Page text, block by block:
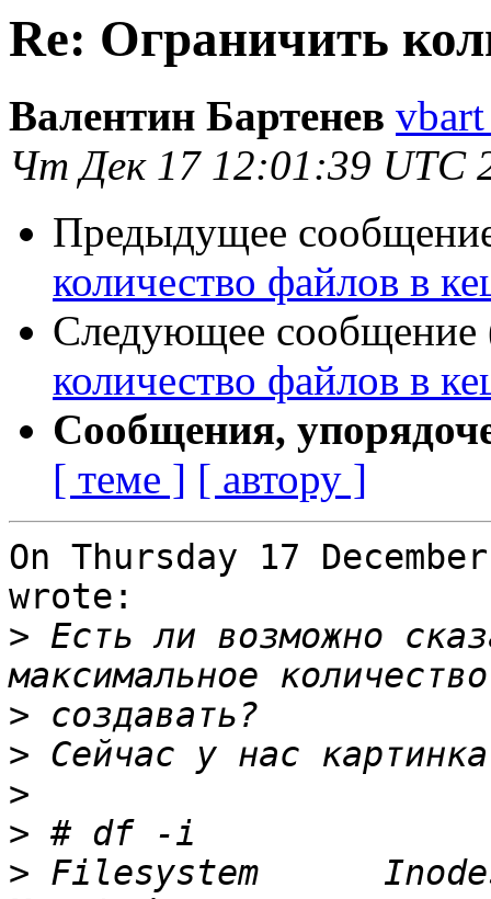
Re: Ограничить
Валентин Бартенев
Чт Дек 17 12:01:39 UTC
Предыдущее
количество файлов в
Следующее сообщение
количество файлов в
Сообщения,
[ теме ] [ автору ]
On Thursday 17
wrote:
> Есть ли возможно
>
>
>
>
> Filesystem